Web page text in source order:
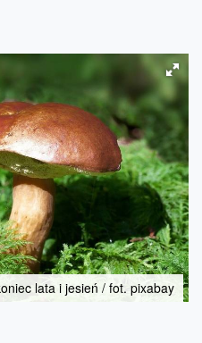
lata i jesień / fot. pixabay